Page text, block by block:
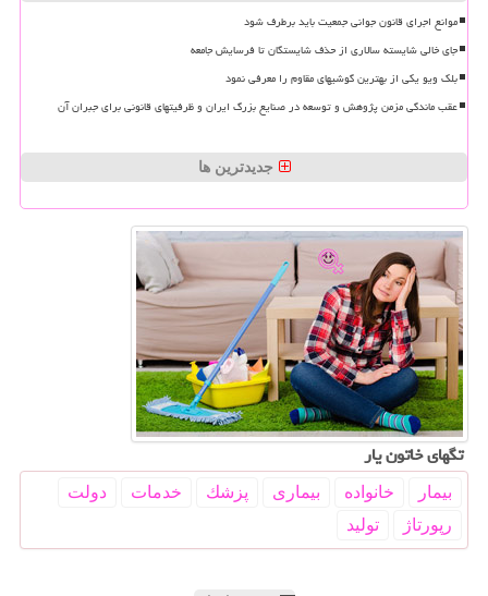
موانع اجرای قانون جوانی جمعیت باید برطرف شود
جای خالی شایسته سالاری از حذف شایستگان تا فرسایش جامعه
بلک ویو یکی از بهترین گوشیهای مقاوم را معرفی نمود
عقب ماندگی مزمن پژوهش و توسعه در صنایع بزرگ ایران و ظرفیتهای قانونی برای جبران آن
جدیدترین ها
تگهای خاتون یار
بیمار خانواده بیماری پزشك خدمات
دولت
رپورتاژ
تولید